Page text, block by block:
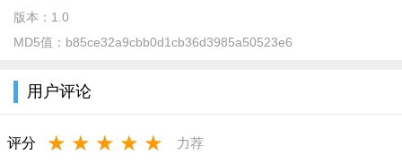
拳来拳往安卓版是一款趣味性的格斗游戏。在这个简单的画
用拳击击打别人。游戏中各种不同造型的拳王解锁，将在黑暗的
版本： 1.0
MD5值： b85ce32a9cbb0d1cb36d3985a50523e6
用户评论
评分 ★ ★ ★ ★ ★ 力荐